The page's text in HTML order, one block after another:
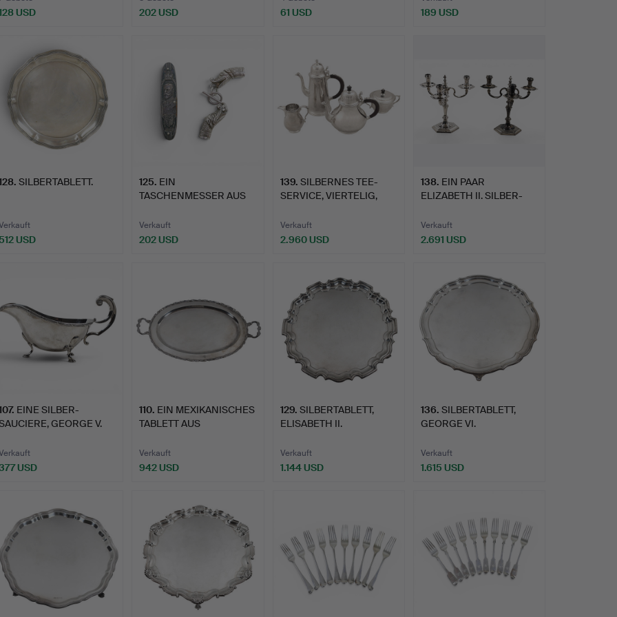
USD 202 USD 61 USD 189 USD
. SILBERTABLETT.
512 USD
125. EIN
TASCHENMESSER AUS
Verkauft
202 USD
139. SILBERNES TEE-
SERVICE, VIERTELIG,
Verkauft
2.960 USD
138. EIN PAAR
ELIZABETH II. SILBER-
Verkauft
2.691 USD
. EINE SILBER-
GEORGE V.
USD
110. EIN MEXIKANISCHES
TABLETT AUS
Verkauft
942 USD
129. SILBERTABLETT,
ELISABETH II.
Verkauft
1.144 USD
136. SILBERTABLETT,
GEORGE VI.
Verkauft
1.615 USD